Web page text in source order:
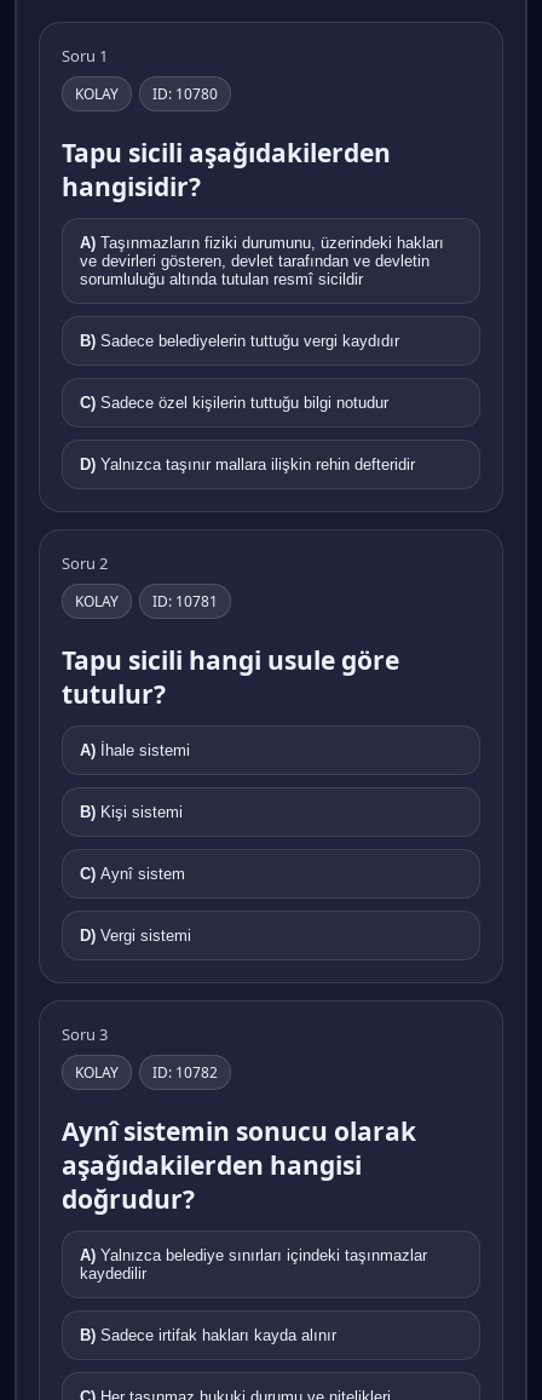
Soru 1
KOLAY ID: 10780
Tapu sicili aşağıdakilerden
hangisidir?
A)
ve devirleri gösteren, devlet tarafından ve devletin
sorumluluğu altında tutulan resmî sicildir
B) Sadece belediyelerin tuttuğu vergi kaydıdır
C) Sadece özel kişilerin tuttuğu bilgi notudur
D) Yalnızca taşınır mallara ilişkin rehin defteridir
Soru 2
KOLAY ID: 10781
Tapu sicili hangi usule göre
tutulur?
A) İhale sistemi
B) Kişi sistemi
C) Aynî sistem
D) Vergi sistemi
Soru 3
KOLAY ID: 10782
Aynî sistemin sonucu olarak
aşağıdakilerden hangisi
doğrudur?
A)
kaydedilir
B) Sadece irtifak hakları kayda alınır